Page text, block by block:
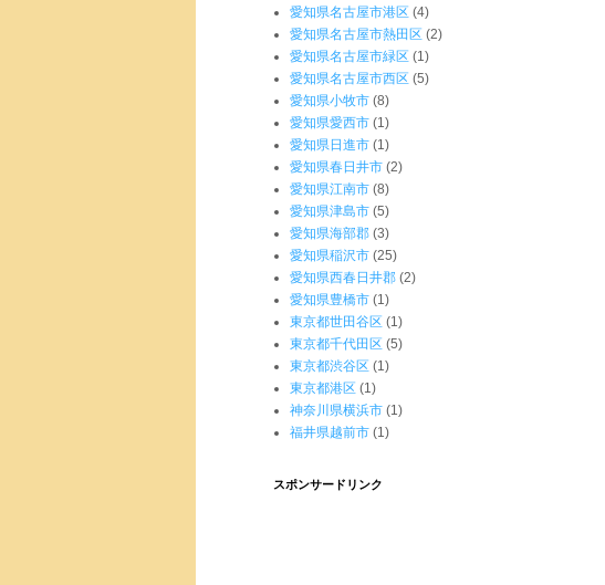
愛知県名古屋市港区 (4)
愛知県名古屋市熱田区 (2)
愛知県名古屋市緑区 (1)
愛知県名古屋市西区 (5)
愛知県小牧市 (8)
愛知県愛西市 (1)
愛知県日進市 (1)
愛知県春日井市 (2)
愛知県江南市 (8)
愛知県津島市 (5)
愛知県海部郡 (3)
愛知県稲沢市 (25)
愛知県西春日井郡 (2)
愛知県豊橋市 (1)
東京都世田谷区 (1)
東京都千代田区 (5)
東京都渋谷区 (1)
東京都港区 (1)
神奈川県横浜市 (1)
福井県越前市 (1)
スポンサードリンク